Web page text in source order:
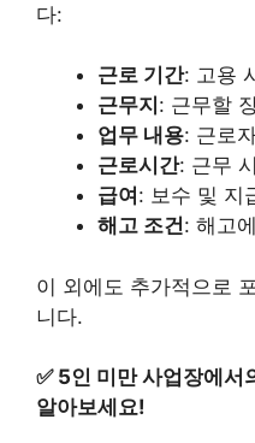
다:
근로 기간: 고용
근무지 : 근무할
업무 내용: 근로
근로시간: 근무
급여 : 보수 및 지
해고 조건: 해고
이 외에도 추가적으로
니다.
✅ 5인 미만 사업장에서
알아보세요!